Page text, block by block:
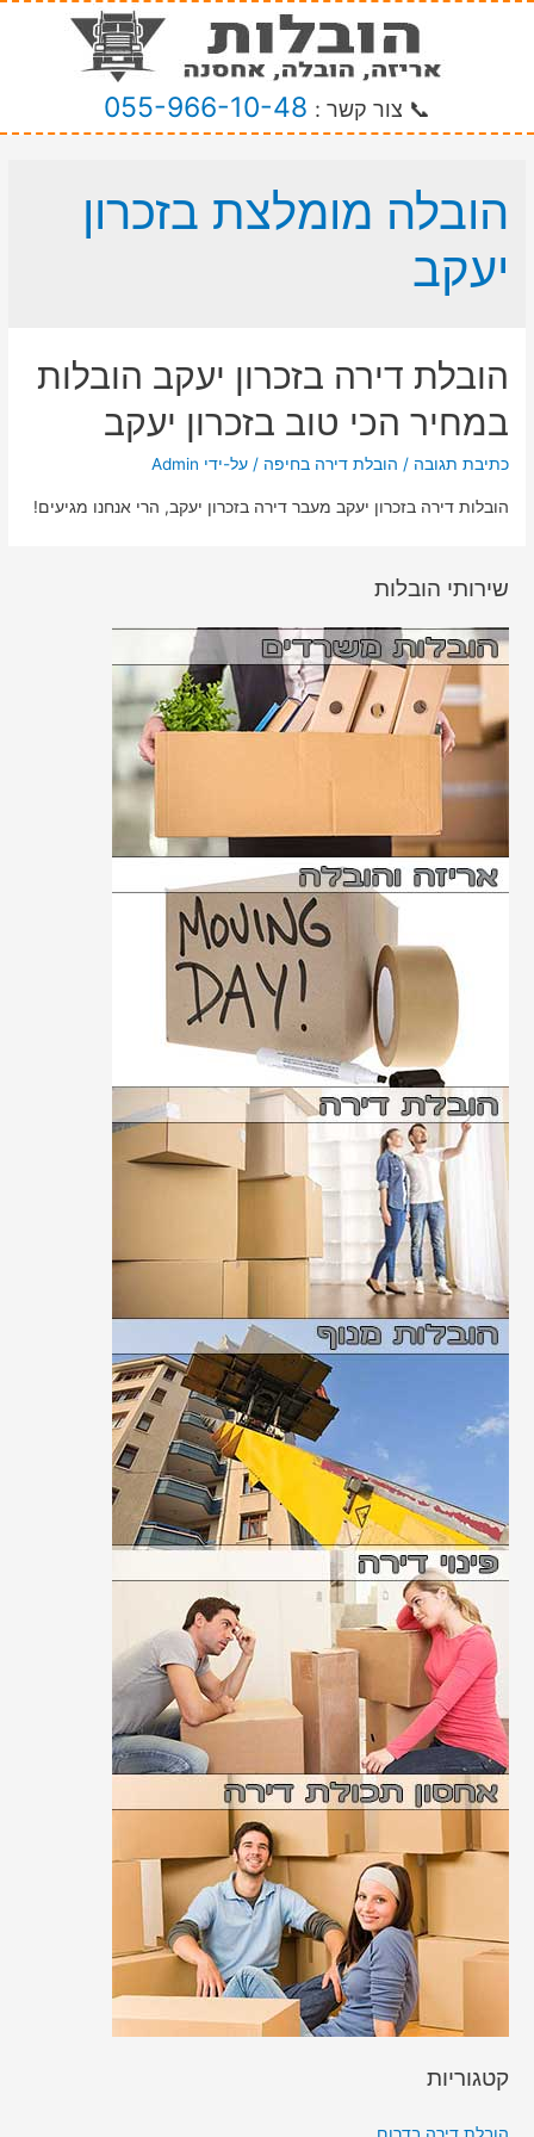
📞 צור קשר : 055-966-10-48
הובלה מומלצת בזכרון
יעקב
הובלת דירה בזכרון יעקב הובלות
במחיר הכי טוב בזכרון יעקב
כתיבת תגובה / הובלת דירה בחיפה / על-ידי Admin
הובלות דירה בזכרון יעקב מעבר דירה בזכרון יעקב, הרי אנחנו מגיעים!
שירותי הובלות
קטגוריות
הובלת דירה בדרום